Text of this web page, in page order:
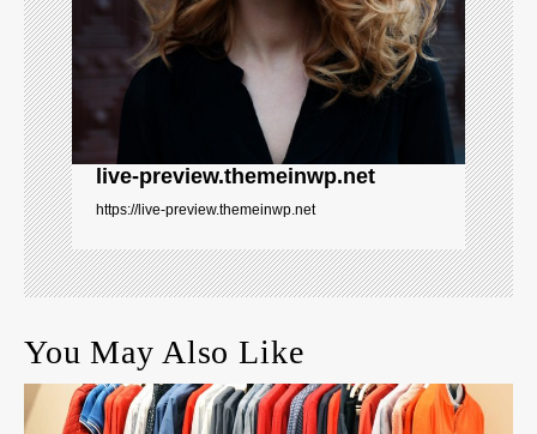
live-preview.themeinwp.net
https://live-preview.themeinwp.net
You May Also Like